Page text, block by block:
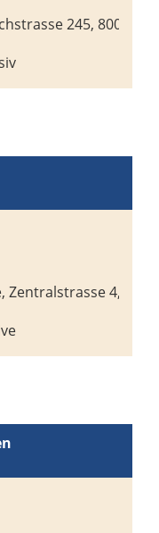
245, 8005
Zentralstrasse 4,